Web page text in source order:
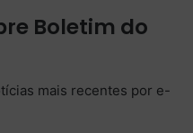
Boletim do
mais recentes por e-